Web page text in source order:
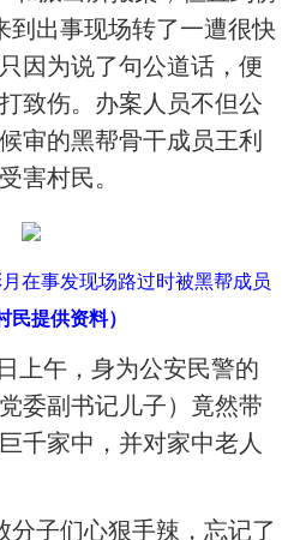
到出事现场转了一遭很快
因为说了句公道话，便
致伤。办案人员不但公
审的黑帮骨干成员王利
害村民。
在事发现场路过时被黑帮成员
民提供资料）
上午，身为公安民警的
委副书记儿子）竟然带
千家中，并对家中老人
子们心狠手辣，忘记了